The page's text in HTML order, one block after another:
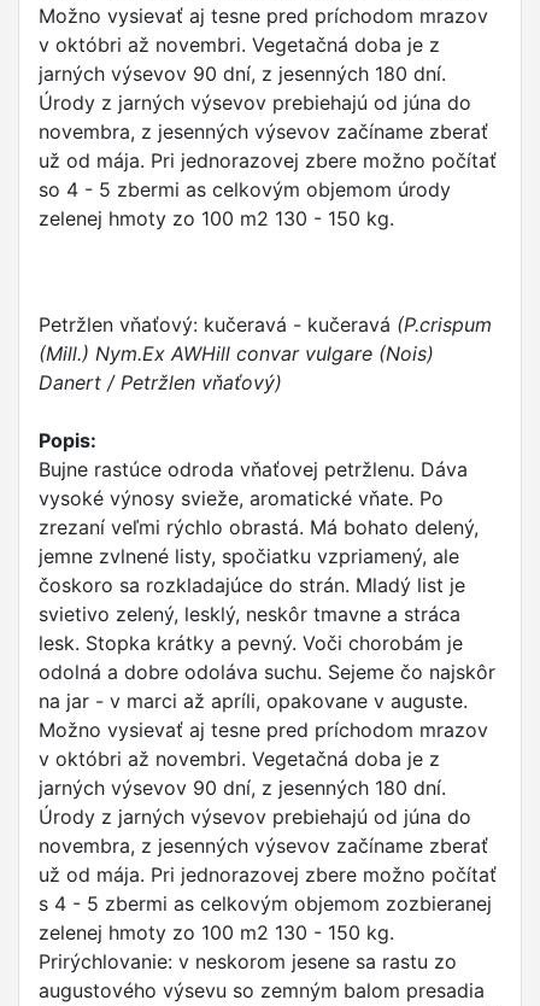
Možno vysievať aj tesne pred príchodom mrazov
v októbri až novembri. Vegetačná doba je z
jarných výsevov 90 dní, z jesenných 180 dní.
Úrody z jarných výsevov prebiehajú od júna do
novembra, z jesenných výsevov začíname zberať
už od mája. Pri jednorazovej zbere možno počítať
so 4 - 5 zbermi as celkovým objemom úrody
zelenej hmoty zo 100 m2 130 - 150 kg.
Petržlen vňaťový: kučeravá - kučeravá (P.crispum
(Mill.) Nym.Ex AWHill convar vulgare (Nois)
Danert / Petržlen vňaťový)
Popis:
Bujne rastúce odroda vňaťovej petržlenu. Dáva
vysoké výnosy svieže, aromatické vňate. Po
zrezaní veľmi rýchlo obrastá. Má bohato delený,
jemne zvlnené listy, spočiatku vzpriamený, ale
čoskoro sa rozkladajúce do strán. Mladý list je
svietivo zelený, lesklý, neskôr tmavne a stráca
lesk. Stopka krátky a pevný. Voči chorobám je
odolná a dobre odoláva suchu. Sejeme čo najskôr
na jar - v marci až apríli, opakovane v auguste.
Možno vysievať aj tesne pred príchodom mrazov
v októbri až novembri. Vegetačná doba je z
jarných výsevov 90 dní, z jesenných 180 dní.
Úrody z jarných výsevov prebiehajú od júna do
novembra, z jesenných výsevov začíname zberať
už od mája. Pri jednorazovej zbere možno počítať
s 4 - 5 zbermi as celkovým objemom zozbieranej
zelenej hmoty zo 100 m2 130 - 150 kg.
Prirýchlovanie: v neskorom jesene sa rastu zo
augustového výsevu so zemným balom presadia